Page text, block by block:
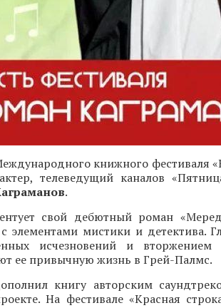
книжного фестиваля
телеведущий каналов
.
свой дебютный роман
элементами мистики и детектива.
исчезновений и
ее привычную жизнь в Грей-Палмс.
книгу авторским
На фестивале «Красная